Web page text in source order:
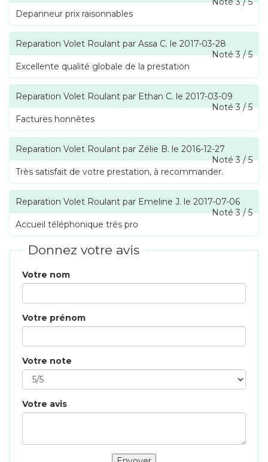
Depanneur prix raisonnables
Reparation Volet Roulant par Assa C. le 2017-03-28
Noté3/5
Excellente qualité globale de la prestation
Reparation Volet Roulant par Ethan C. le 2017-03-09
Noté3/5
Factures honnêtes
Reparation Volet Roulant par Zélie B. le 2016-12-27
Noté3/5
Très satisfait de votre prestation, à recommander.
Reparation Volet Roulant par Emeline J. le 2017-07-06
Noté3/5
Accueil téléphonique trés pro
Donnez votre avis
Votre nom
Votre prénom
Votre note
Votre avis